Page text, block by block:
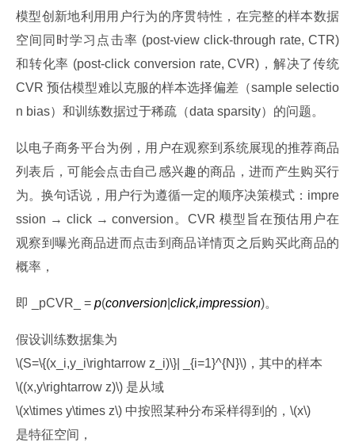
模型创新地利用用户行为的序贯特性，在完整的样本数据
空间同时学习点击率 (post-view click-through rate, CTR)
和转化率 (post-click conversion rate, CVR)，解决了传统
CVR 预估模型难以克服的样本选择偏差（sample selectio
n bias）和训练数据过于稀疏（data sparsity）的问题。
以电子商务平台为例，用户在观察到系统展现的推荐商品
列表后，可能会点击自己感兴趣的商品，进而产生购买行
为。换句话说，用户行为遵循一定的顺序决策模式：impre
ssion → click → conversion。CVR 模型旨在预估用户在
观察到曝光商品进而点击到商品详情页之后购买此商品的
概率，
即 _pCVR_ = p(conversion click,impression)。
假设训练数据集为﻿
﻿\(S=\{(x_i,y_i\rightarrow z_i)\}| _{i=1}^{N}\)，其中的样本﻿
﻿\((x,y\rightarrow z)\) 是从域﻿
﻿\(x\times y\times z\) 中按照某种分布采样得到的，\(x\)﻿
﻿是特征空间，﻿